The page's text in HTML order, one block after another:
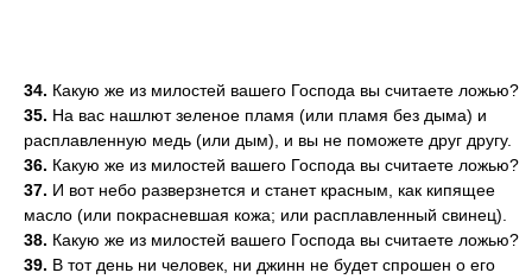
34. Какую же из милостей вашего Господа вы считаете ложью?
35. На вас нашлют зеленое пламя (или пламя без дыма) и
расплавленную медь (или дым), и вы не поможете друг другу.
36. Какую же из милостей вашего Господа вы считаете ложью?
37. И вот небо разверзнется и станет красным, как кипящее
масло (или покрасневшая кожа; или расплавленный свинец).
38. Какую же из милостей вашего Господа вы считаете ложью?
39. В тот день ни человек, ни джинн не будет спрошен о его